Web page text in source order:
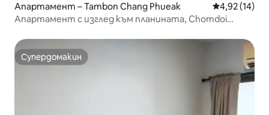
Апартамент – Tambon Chang Phueak Средна
4,92 (14)
Апартамент с изглед към планината, Chomdoi
Супердомакин
Супердомакин